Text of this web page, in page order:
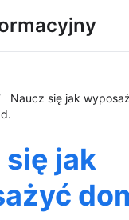
Naucz się jak
się jak